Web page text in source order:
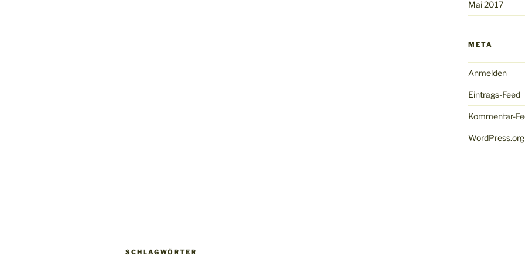
Mai 2017
META
Anmelden
Eintrags-Feed
Kommentar-
WordPress.org
SCHLAGWÖRTER